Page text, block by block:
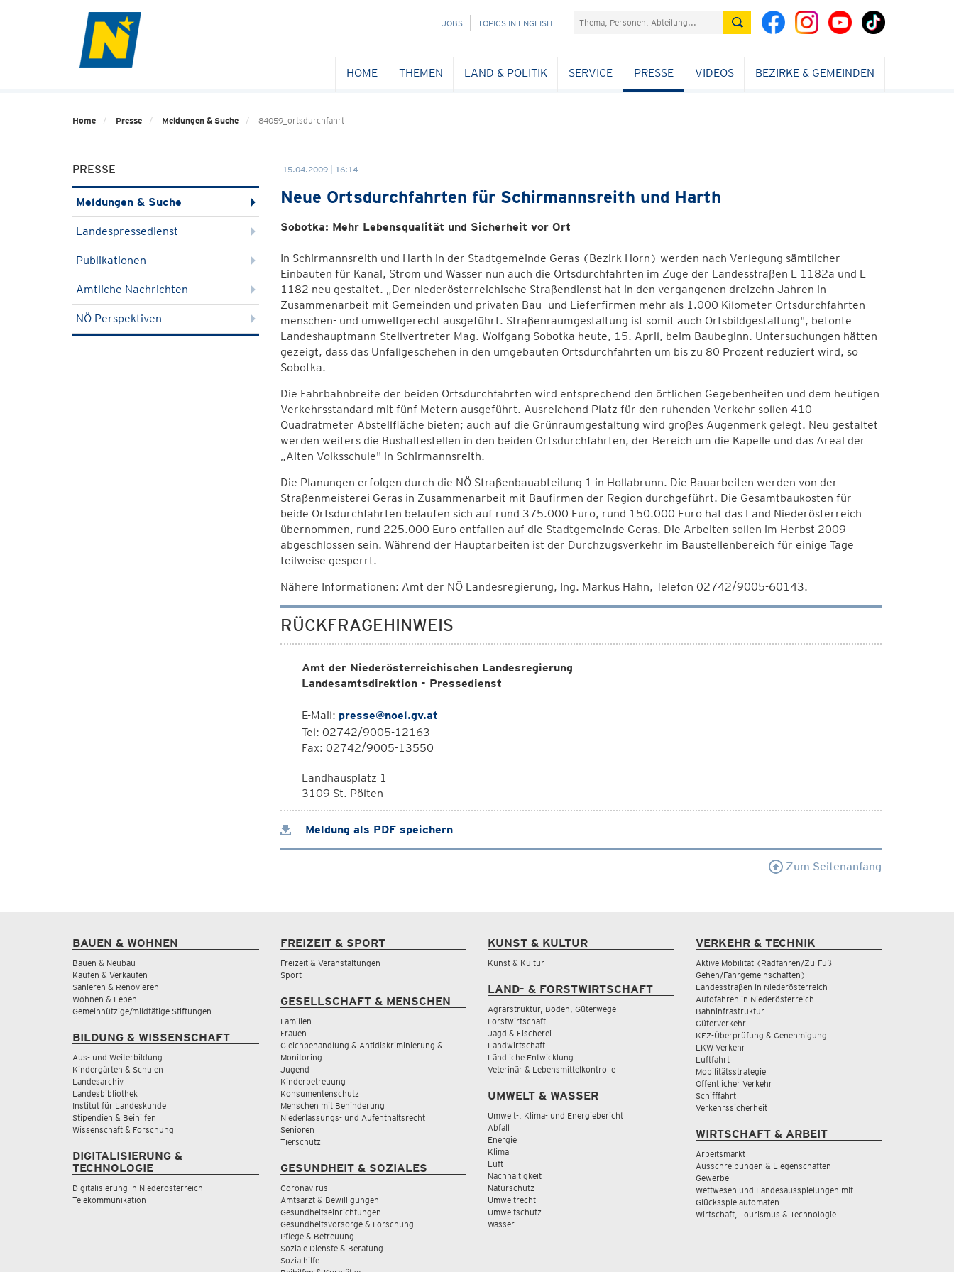
NAVIGATION
JOBS TOPICS IN ENGLISH Suchefeld
HOME THEMEN LAND & POLITIK SERVICE PRESSE VIDEOS BEZIRKE & GEMEINDEN
Home Presse Meldungen & Suche 84059_ortsdurchfahrt
PRESSE
Meldungen & Suche
Landespressedienst
Publikationen
Amtliche Nachrichten
NÖ Perspektiven
15.04.2009 | 16:14
Neue Ortsdurchfahrten für Schirmannsreith und Harth
Sobotka: Mehr Lebensqualität und Sicherheit vor Ort
In Schirmannsreith und Harth in der Stadtgemeinde Geras (Bezirk Horn) werden nach Verlegung sämtlicher
Einbauten für Kanal, Strom und Wasser nun auch die Ortsdurchfahrten im Zuge der Landesstraßen L 1182a und L
1182 neu gestaltet. „Der niederösterreichische Straßendienst hat in den vergangenen dreizehn Jahren in
Zusammenarbeit mit Gemeinden und privaten Bau- und Lieferfirmen mehr als 1.000 Kilometer Ortsdurchfahrten
menschen- und umweltgerecht ausgeführt. Straßenraumgestaltung ist somit auch Ortsbildgestaltung", betonte
Landeshauptmann-Stellvertreter Mag. Wolfgang Sobotka heute, 15. April, beim Baubeginn. Untersuchungen hätten
gezeigt, dass das Unfallgeschehen in den umgebauten Ortsdurchfahrten um bis zu 80 Prozent reduziert wird, so
Sobotka.
Die Fahrbahnbreite der beiden Ortsdurchfahrten wird entsprechend den örtlichen Gegebenheiten und dem heutigen
Verkehrsstandard mit fünf Metern ausgeführt. Ausreichend Platz für den ruhenden Verkehr sollen 410
Quadratmeter Abstellfläche bieten; auch auf die Grünraumgestaltung wird großes Augenmerk gelegt. Neu gestaltet
werden weiters die Bushaltestellen in den beiden Ortsdurchfahrten, der Bereich um die Kapelle und das Areal der
„Alten Volksschule" in Schirmannsreith.
Die Planungen erfolgen durch die NÖ Straßenbauabteilung 1 in Hollabrunn. Die Bauarbeiten werden von der
Straßenmeisterei Geras in Zusammenarbeit mit Baufirmen der Region durchgeführt. Die Gesamtbaukosten für
beide Ortsdurchfahrten belaufen sich auf rund 375.000 Euro, rund 150.000 Euro hat das Land Niederösterreich
übernommen, rund 225.000 Euro entfallen auf die Stadtgemeinde Geras. Die Arbeiten sollen im Herbst 2009
abgeschlossen sein. Während der Hauptarbeiten ist der Durchzugsverkehr im Baustellenbereich für einige Tage
teilweise gesperrt.
Nähere Informationen: Amt der NÖ Landesregierung, Ing. Markus Hahn, Telefon 02742/9005-60143.
RÜCKFRAGEHINWEIS
Amt der Niederösterreichischen Landesregierung
Landesamtsdirektion - Pressedienst
E-Mail: presse@noel.gv.at
Tel: 02742/9005-12163
Fax: 02742/9005-13550
Landhausplatz 1
3109 St. Pölten
Meldung als PDF speichern
Zum Seitenanfang
BAUEN & WOHNEN
Bauen & Neubau
Kaufen & Verkaufen
Sanieren & Renovieren
Wohnen & Leben
Gemeinnützige/mildtätige Stiftungen
BILDUNG & WISSENSCHAFT
Aus- und Weiterbildung
Kindergärten & Schulen
Landesarchiv
Landesbibliothek
Institut für Landeskunde
Stipendien & Beihilfen
Wissenschaft & Forschung
DIGITALISIERUNG &
TECHNOLOGIE
Digitalisierung in Niederösterreich
Telekommunikation
FREIZEIT & SPORT
Freizeit & Veranstaltungen
Sport
GESELLSCHAFT & MENSCHEN
Familien
Frauen
Gleichbehandlung & Antidiskriminierung &
Monitoring
Jugend
Kinderbetreuung
Konsumentenschutz
Menschen mit Behinderung
Niederlassungs- und Aufenthaltsrecht
Senioren
Tierschutz
GESUNDHEIT & SOZIALES
Coronavirus
Amtsarzt & Bewilligungen
Gesundheitseinrichtungen
Gesundheitsvorsorge & Forschung
Pflege & Betreuung
Soziale Dienste & Beratung
Sozialhilfe
KUNST & KULTUR
Kunst & Kultur
LAND- & FORSTWIRTSCHAFT
Agrarstruktur, Boden, Güterwege
Forstwirtschaft
Jagd & Fischerei
Landwirtschaft
Ländliche Entwicklung
Veterinär & Lebensmittelkontrolle
UMWELT & WASSER
Umwelt-, Klima- und Energiebericht
Abfall
Energie
Klima
Luft
Nachhaltigkeit
Naturschutz
Umweltrecht
Umweltschutz
Wasser
VERKEHR & TECHNIK
Aktive Mobilität (Radfahren/Zu-Fuß-
Gehen/Fahrgemeinschaften)
Landesstraßen in Niederösterreich
Autofahren in Niederösterreich
Bahninfrastruktur
Güterverkehr
KFZ-Überprüfung & Genehmigung
LKW Verkehr
Luftfahrt
Mobilitätsstrategie
Öffentlicher Verkehr
Schifffahrt
Verkehrssicherheit
WIRTSCHAFT & ARBEIT
Arbeitsmarkt
Ausschreibungen & Liegenschaften
Gewerbe
Wettwesen und Landesausspielungen mit
Glücksspielautomaten
Wirtschaft, Tourismus & Technologie